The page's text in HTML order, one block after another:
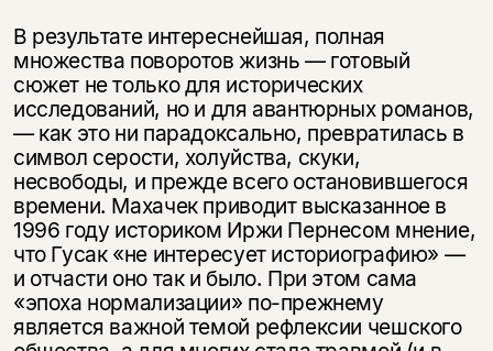
В результате интереснейшая, полная
множества поворотов жизнь — готовый
сюжет не только для исторических
исследований, но и для авантюрных романов,
— как это ни парадоксально, превратилась в
символ серости, холуйства, скуки,
несвободы, и прежде всего остановившегося
времени. Махачек приводит высказанное в
1996 году историком Иржи Пернесом мнение,
что Гусак «не интересует историографию» —
и отчасти оно так и было. При этом сама
«эпоха нормализации» по-прежнему
является важной темой рефлексии чешского
Подписка на рассылку
Раз в неделю мы отправляем рассылку
о книгах и событиях «НЛО».
За подписку дарим промокод на
скидку 15%
Я соглашаюсь сПолитикой конфиденциальности
нет в продаже.
Вы можете подписаться на
уведомления, и при поступлении книги
на склад получить письмо на указанный
электронный адрес.
Я соглашаюсь с Политикой конфиденциальности
Эта книга
не предназначена для
несовершеннолетних
Скажите, пожалуйста,
вам уже исполнилось 18 лет?